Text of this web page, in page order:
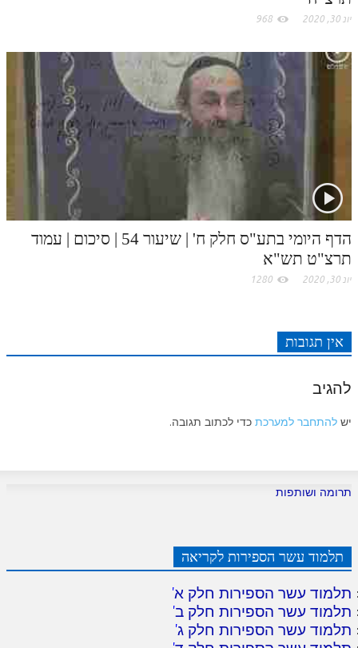
יונ 30, 2020 968
הדף היומי בתע"ס חלק ח' | שיעור 54 | סיכום | עמוד
תרצ"ט תש"א
יונ 30, 2020 1280
אין תגובות
להגיב
יש להתחבר למערכת כדי לכתוב תגובה.
תרומה ושותפות
תלמוד עשר הספירות לקריאה
תלמוד עשר הספירות חלק א'
תלמוד עשר הספירות חלק ב'
תלמוד עשר הספירות חלק ג'